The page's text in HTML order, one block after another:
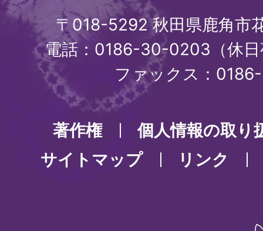
〒018-5292 秋田県鹿角市
電話：0186-30-0203（休
ファックス：
著作権
個人情報の取り
サイトマップ
リンク